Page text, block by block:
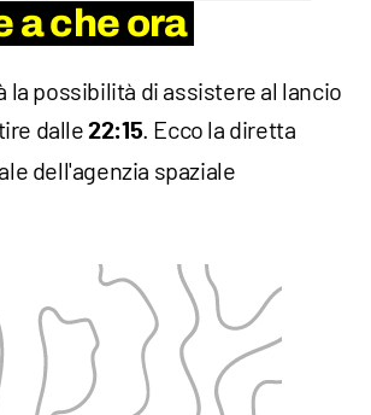
a che ora
la possibilità di assistere al lancio
dalle22:15. Ecco la diretta
dell'agenzia spaziale